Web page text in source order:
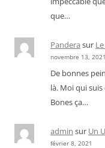
que…
Pandera sur
novembre 13, 2021
De bonnes
là. Moi qui
Bones ça…
admin sur Un
février 8, 2021